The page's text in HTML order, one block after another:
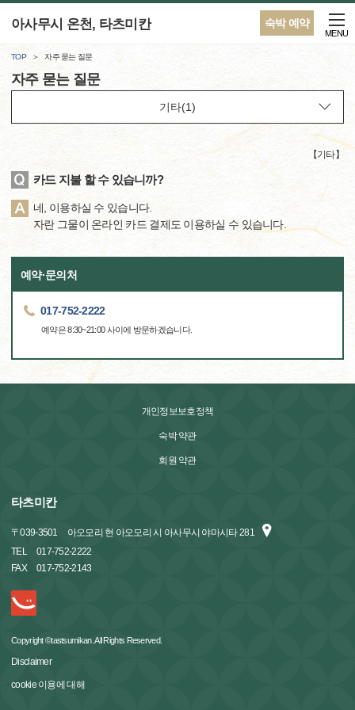
숙박 예약
아사무시 온천, 타츠미칸
MENU
TOP 자주 묻는 질문
자주 묻는 질문
【기타】
카드 지불 할 수 있습니까?
네, 이용하실 수 있습니다.
자란 그물이 온라인 카드 결제도 이용하실 수 있습니다.
예약·문의처
017-752-2222
예약은 8:30~21:00 사이에 방문하겠습니다.
개인정보보호정책
숙박 약관
회원 약관
타츠미칸
〒039-3501
아오모리 현 아오모리 시 아사무시 야마시타 281
TEL
017-752-2222
FAX
017-752-2143
Copyright ©tastsumikan. All Rights Reserved.
Disclaimer
cookie 이용에 대해